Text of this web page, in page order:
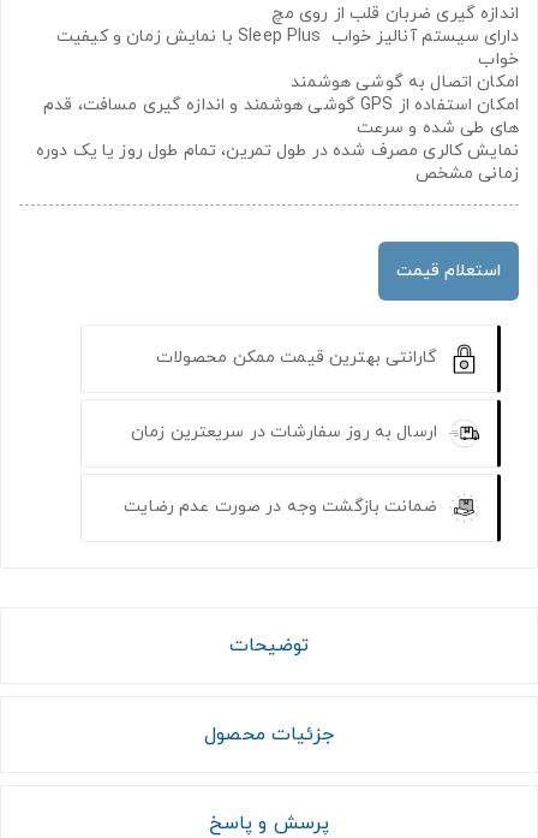
اندازه گیری ضربان قلب از روی مچ
دارای سیستم آنالیز خواب Sleep Plus با نمایش زمان و کیفیت
خواب
امکان اتصال به گوشی هوشمند
امکان استفاده از GPS گوشی هوشمند و اندازه گیری مسافت، قدم
های طی شده و سرعت
نمایش کالری مصرف شده در طول تمرین، تمام طول روز یا یک دوره
زمانی مشخص
استعلام قیمت
گارانتی بهترین قیمت ممکن محصولات
ارسال به روز سفارشات در سریعترین زمان
ضمانت بازگشت وجه در صورت عدم رضایت
توضیحات
جزئیات محصول
پرسش و پاسخ